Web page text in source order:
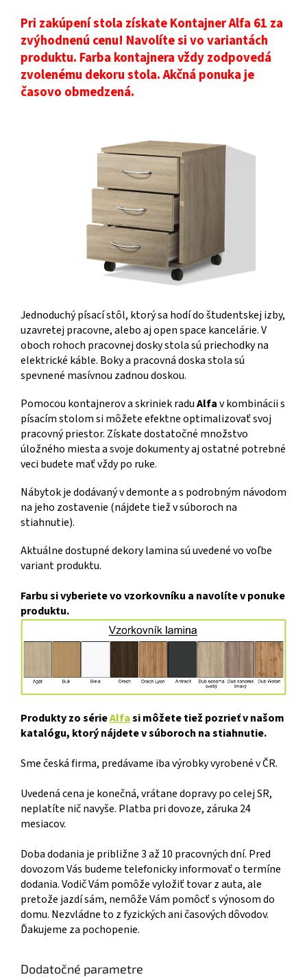
Pri zakúpení stola získate Kontajner Alfa 61 za
zvýhodnenú cenu! Navolíte si vo variantách
produktu. Farba kontajnera vždy zodpovedá
zvolenému dekoru stola. Akčná ponuka je
časovo obmedzená.
Jednoduchý písací stôl, ktorý sa hodí do študentskej izby,
uzavretej pracovne, alebo aj open space kancelárie. V
oboch rohoch pracovnej dosky stola sú priechodky na
elektrické káble. Boky a pracovná doska stola sú
spevnené masívnou zadnou doskou.
Pomocou kontajnerov a skriniek raduAlfav kombinácii s
písacím stolom si môžete efektne optimalizovať svoj
pracovný priestor. Získate dostatočné množstvo
úložného miesta a svoje dokumenty aj ostatné potrebné
veci budete mať vždy po ruke.
Nábytok je dodávaný v demonte a s podrobným návodom
na jeho zostavenie (nájdete tiež v súboroch na
stiahnutie).
Aktuálne dostupné dekory lamina sú uvedené vo voľbe
variant produktu.
Farbu si vyberiete vo vzorkovníku a navolíte v ponuke
produktu.
Produkty zo sérieAlfasi môžete tiež pozrieť v našom
katalógu, ktorý nájdete v súboroch na stiahnutie.
Sme česká firma, predávame iba výrobky vyrobené v ČR.
Uvedená cena je konečná, vrátane dopravy po celej SR,
neplatíte nič navyše. Platba pri dovoze, záruka 24
mesiacov.
Doba dodania je približne 3 až 10 pracovných dní. Pred
dovozom Vás budeme telefonicky informovať o termíne
dodania. Vodič Vám pomôže vyložiť tovar z auta, ale
pretože jazdí sám, nemôže Vám pomôcť s výnosom do
domu. Nezvládne to z fyzických ani časových dôvodov.
Ďakujeme za pochopenie.
Dodatočné parametre